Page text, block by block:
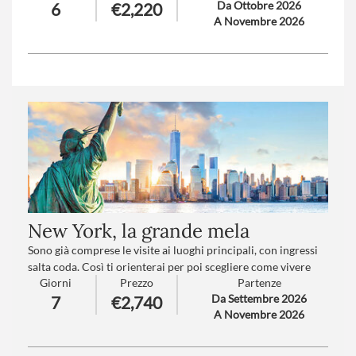
Emirati Arabi.
6 €2,220
Da Ottobre 2026
A Novembre 2026
New York, la grande mela
Sono già comprese le visite ai luoghi principali, con ingressi
salta coda. Così ti orienterai per poi scegliere come vivere
due giorni del tuo viaggio come desideri. Con i consigli del
nostro accompagnatore sarai sicuro di vivere New York al
100%. Come la vuoi tu!
Giorni
7
Prezzo
€2,740
Partenze
Da Settembre 2026
A Novembre 2026